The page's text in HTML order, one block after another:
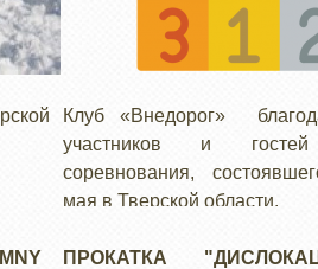
Клуб «Внедорог»
участников и
соревнования,
мая в Тверской области.
ПРОКАТКА